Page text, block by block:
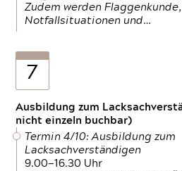
Zudem werden
Notfallsituationen und…
7
Ausbildung zum
nicht einzeln buchbar)
Termin 4/10: Ausbildung zum
Lacksachverständigen
9.00—16.30 Uhr